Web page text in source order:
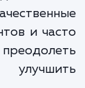
Мы
точки
в